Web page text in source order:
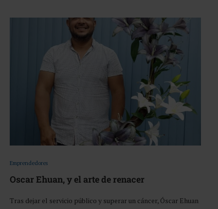
Emprendedores
Oscar Ehuan, y el arte de renacer
Tras dejar el servicio público y superar un cáncer, Óscar Ehuan